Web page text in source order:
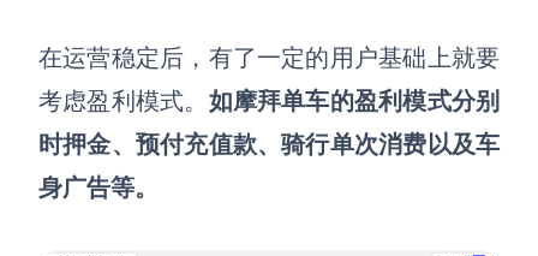
在运营稳定后，有了一定的用户基础上就要
考虑盈利模式。 如摩拜单车的盈利模式分别
时押金、预付充值款、骑行单次消费以及车
身广告等。